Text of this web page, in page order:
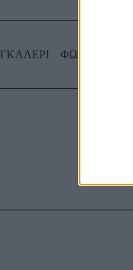
ΓΚΑΛΕΡΙ ΦΩΤΟΓΡΑΦΙΕΣ